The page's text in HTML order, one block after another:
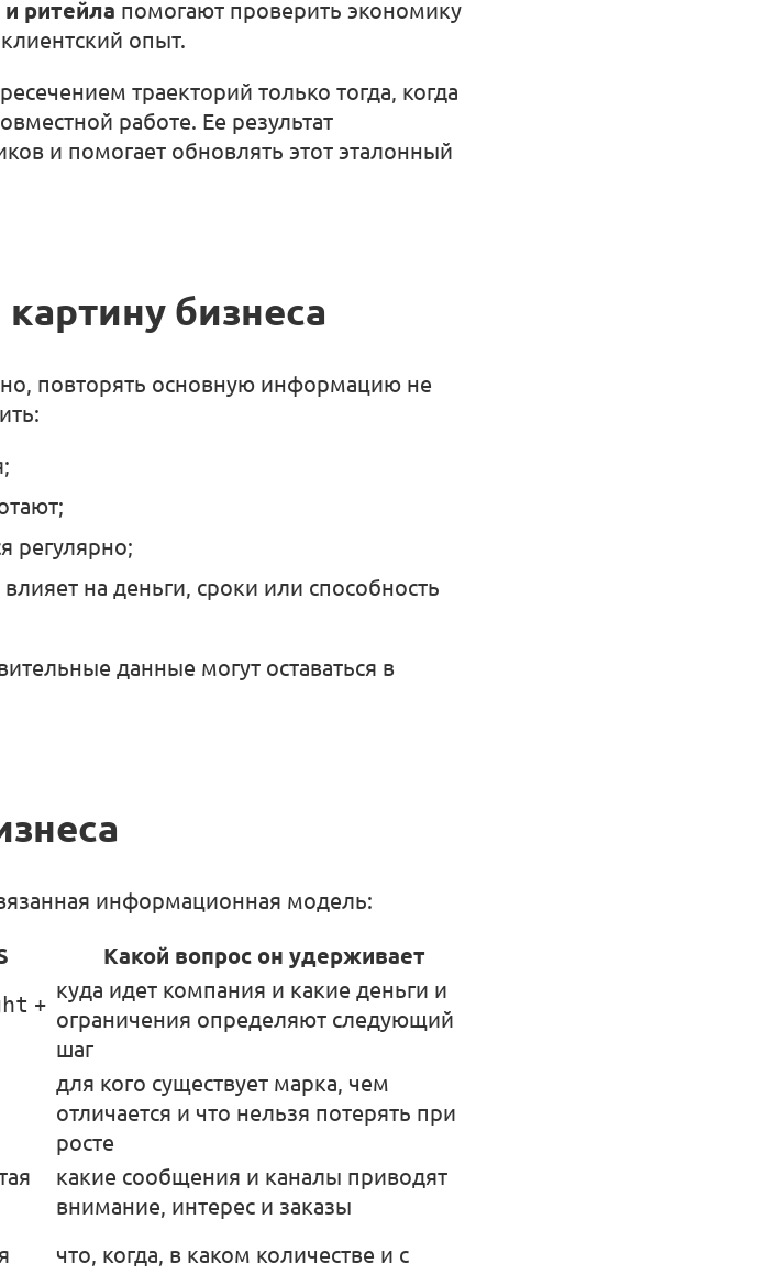
ритейла помогают проверить экономику
опыт.
траекторий только тогда, когда
работе. Ее результат
и помогает обновлять этот эталонный
бизнеса
повторять основную информацию не
регулярно;
влияет на деньги, сроки или способность
данные могут оставаться в
информационная модель:
Какой вопрос он удерживает
+
куда идет компания и какие деньги и
ограничения определяют следующий
шаг
для кого существует марка, чем
отличается и что нельзя потерять при
росте
какие сообщения и каналы приводят
внимание, интерес и заказы
что, когда, в каком количестве и с